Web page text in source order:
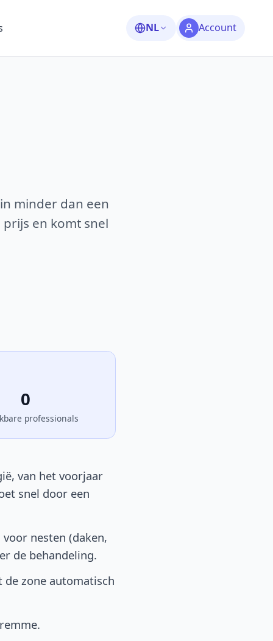
NL Account
minder dan een
en komt snel
0
professionals
van het voorjaar
snel door een
nesten (daken,
de behandeling.
zone automatisch